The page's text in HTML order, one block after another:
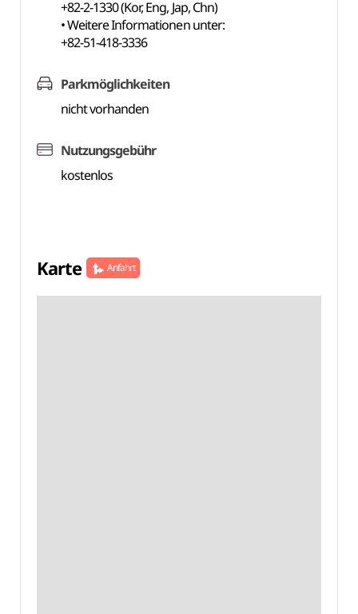
+82-2-1330 (Kor, Eng, Jap, Chn)
• Weitere Informationen unter:
+82-51-418-3336
Parkmöglichkeiten
nicht vorhanden
Nutzungsgebühr
kostenlos
Karte Anfahrt